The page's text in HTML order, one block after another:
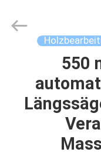
PRODUKTE
Export
550